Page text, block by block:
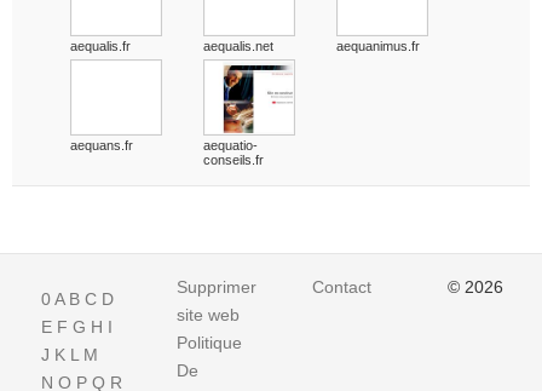
aequalis.fr aequalis.net aequanimus.fr
aequans.fr
aequatio-
conseils.fr
0A B C D
E F G H I
J K L M
N O P Q R
Supprimer
site web
Politique
De
Contact © 2026